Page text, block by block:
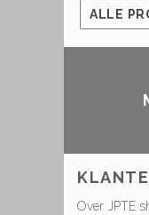
ALLE
Over JPTE